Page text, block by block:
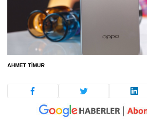
AHMET TIMUR